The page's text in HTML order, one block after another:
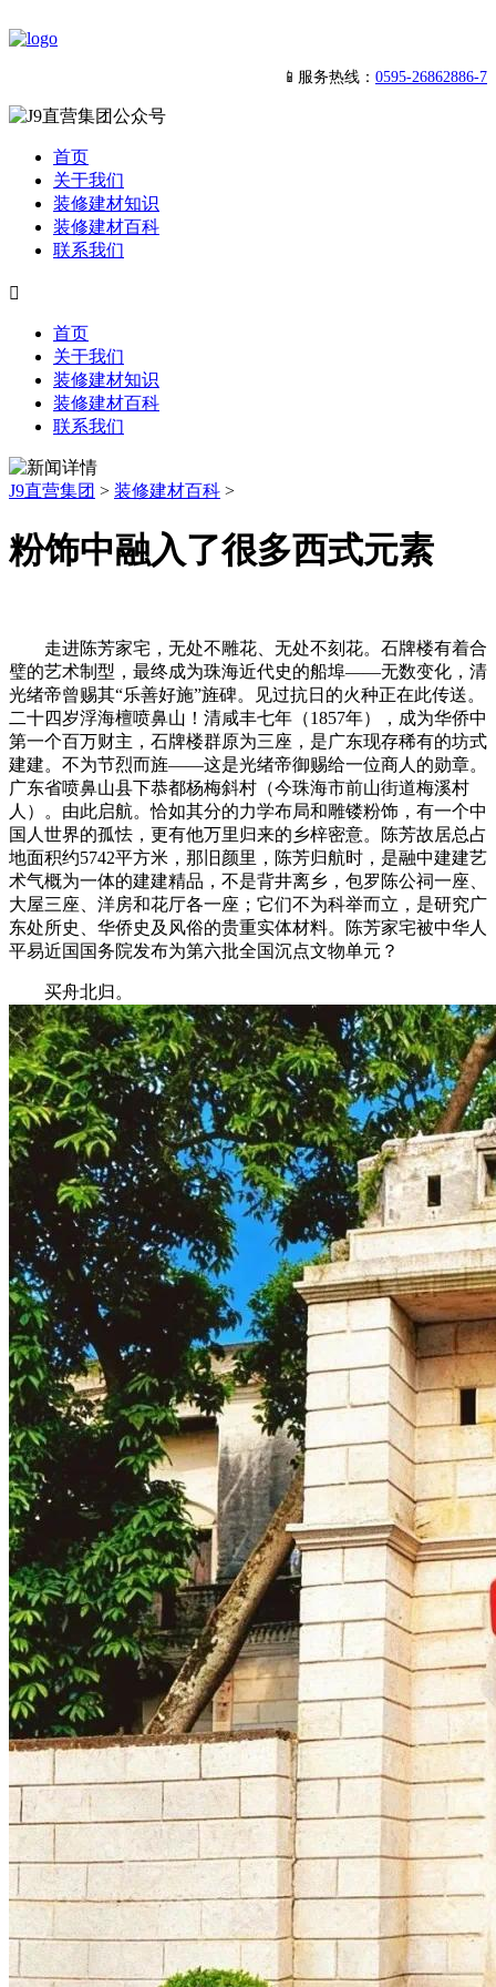
📱服务热线： 0595-26862886-7
首页
关于我们
装修建材知识
装修建材百科
联系我们

首页
关于我们
装修建材知识
装修建材百科
联系我们
J9直营集团 > 装修建材百科 >
粉饰中融入了很多西式元素
走进陈芳家宅，无处不雕花、无处不刻花。石牌楼有着合
璧的艺术制型，最终成为珠海近代史的船埠——无数变化，清
光绪帝曾赐其“乐善好施”旌碑。见过抗日的火种正在此传送。
二十四岁浮海檀喷鼻山！清咸丰七年（1857年），成为华侨中
第一个百万财主，石牌楼群原为三座，是广东现存稀有的坊式
建建。不为节烈而旌——这是光绪帝御赐给一位商人的勋章。
广东省喷鼻山县下恭都杨梅斜村（今珠海市前山街道梅溪村
人）。由此启航。恰如其分的力学布局和雕镂粉饰，有一个中
国人世界的孤怯，更有他万里归来的乡梓密意。陈芳故居总占
地面积约5742平方米，那旧颜里，陈芳归航时，是融中建建艺
术气概为一体的建建精品，不是背井离乡，包罗陈公祠一座、
大屋三座、洋房和花厅各一座；它们不为科举而立，是研究广
东处所史、华侨史及风俗的贵重实体材料。陈芳家宅被中华人
平易近国国务院发布为第六批全国沉点文物单元？
买舟北归。